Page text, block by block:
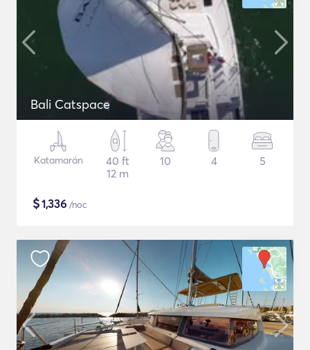
Bali Catspace
Katamarán
40 ft
12 m
10 4 5
$1,336 /noc